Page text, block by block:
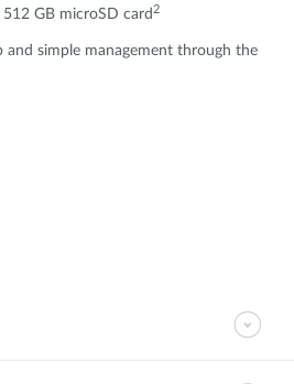
GB microSD card 2
and simple management through the